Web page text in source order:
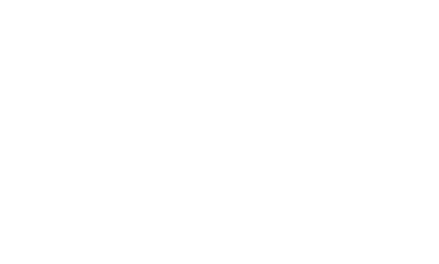
uvedené vybavení)
nutná rezervace při příjezdu)